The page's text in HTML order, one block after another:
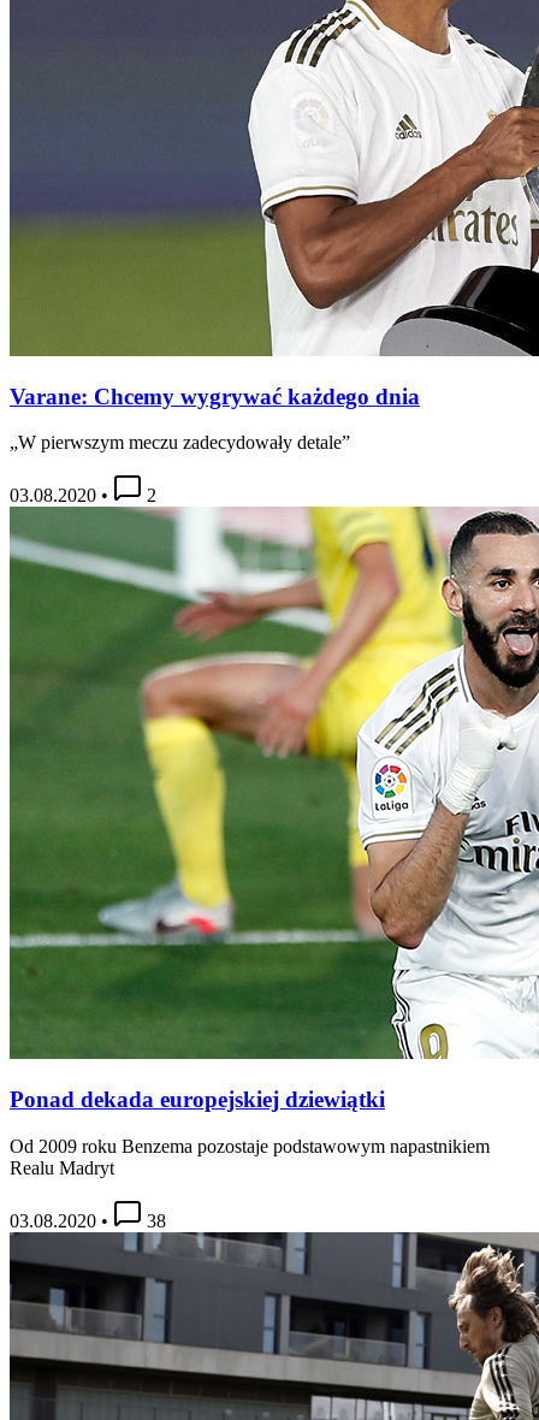
Varane: Chcemy wygrywać każdego dnia
„W pierwszym meczu zadecydowały detale”
03.08.2020 • 2
Ponad dekada europejskiej dziewiątki
Od 2009 roku Benzema pozostaje podstawowym napastnikiem
Realu Madryt
03.08.2020 • 38